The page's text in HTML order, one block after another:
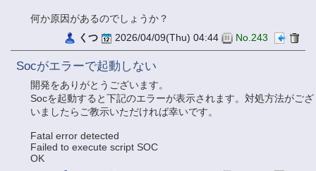
何か原因があるのでしょうか？
くつ
2026/04/09(Thu) 04:44 No.243
Socがエラーで起動しない
開発をありがとうございます。
Socを起動すると下記のエラーが表示されます。対処方法がござ
いましたらご教示いただければ幸いです。
Fatal error detected
Failed to execute script SOC
OK